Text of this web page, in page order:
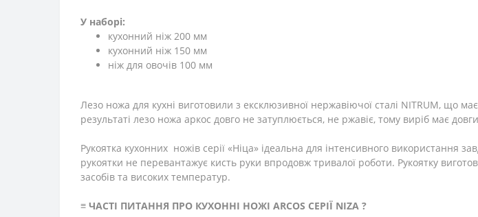
У наборі:
кухонний ніж 200 мм
кухонний ніж 150 мм
ніж для овочів 100 мм
Лезо ножа для кухні виготовили з ексклюзивної нержавіючої сталі NITRUM, що
результаті лезо ножа аркос довго не затуплюється, не ржавіє, тому виріб має
Рукоятка кухонних ножів серії «Ніца» ідеальна для інтенсивного
рукоятки не перевантажує кисть руки впродовж тривалої роботи. Рукоятку
засобів та високих температур.
≡ ЧАСТІ ПИТАННЯ ПРО КУХОННІ НОЖІ ARCOS СЕРІЇ NIZA ?